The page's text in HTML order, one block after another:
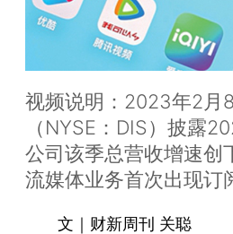
视频说明：2023年2月
（NYSE：DIS）披露
公司该季总营收增速创
流媒体业务首次出现订
文｜财新周刊 关聪